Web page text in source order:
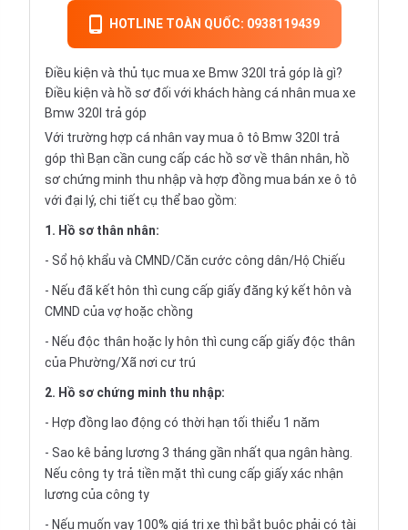
HOTLINE TOÀN QUỐC: 0938119439
Điều kiện và thủ tục mua xe Bmw 320I trả góp là gì?
Điều kiện và hồ sơ đối với khách hàng cá nhân mua xe
Bmw 320I trả góp
Với trường hợp cá nhân vaymua ô tô Bmw 320I trả
góp thì Bạn cần cung cấp các hồ sơ về thân nhân, hồ
sơ chứng minh thu nhập và hợp đồng mua bán xe ô tô
với đại lý, chi tiết cụ thể bao gồm:
1. Hồ sơ thân nhân:
- Sổ hộ khẩu và CMND/Căn cước công dân/Hộ Chiếu
- Nếu đã kết hôn thì cung cấp giấy đăng ký kết hôn và
CMND của vợ hoặc chồng
- Nếu độc thân hoặc ly hôn thì cung cấp giấy độc thân
của Phường/Xã nơi cư trú
2. Hồ sơ chứng minh thu nhập:
- Hợp đồng lao động có thời hạn tối thiểu 1 năm
- Sao kê bảng lương 3 tháng gần nhất qua ngân hàng.
Nếu công ty trả tiền mặt thì cung cấp giấy xác nhận
lương của công ty
- Nếu muốn vay 100% giá trị xe thì bắt buộc phải có tài